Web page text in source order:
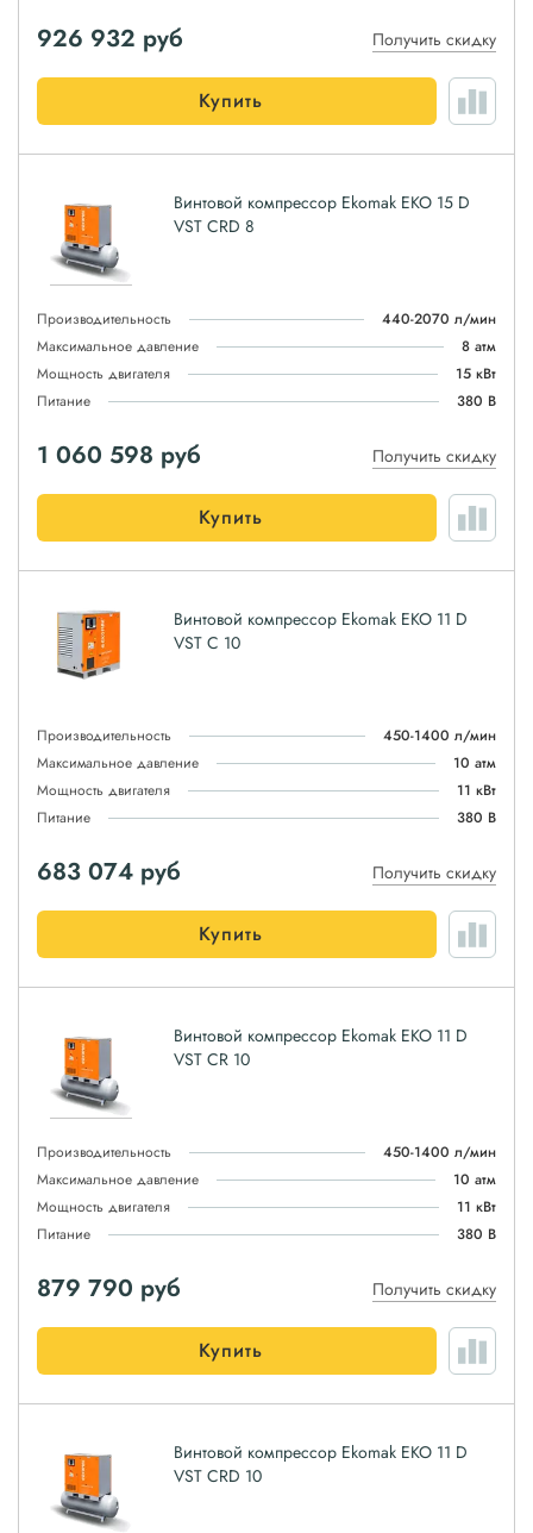
926 932 руб Получить скидку
Купить
Винтовой компрессор Ekomak EKO 15 D
VST CRD 8
Производительность
440-2070 л/мин
Максимальное давление
8 атм
Мощность двигателя
15 кВт
Питание
380 В
1 060 598 руб Получить скидку
Купить
Винтовой компрессор Ekomak EKO 11 D
VST C 10
Производительность
450-1400 л/мин
Максимальное давление
10 атм
Мощность двигателя
11 кВт
Питание
380 В
683 074 руб Получить скидку
Купить
Винтовой компрессор Ekomak EKO 11 D
VST CR 10
Производительность
450-1400 л/мин
Максимальное давление
10 атм
Мощность двигателя
11 кВт
Питание
380 В
879 790 руб Получить скидку
Купить
Винтовой компрессор Ekomak EKO 11 D
VST CRD 10